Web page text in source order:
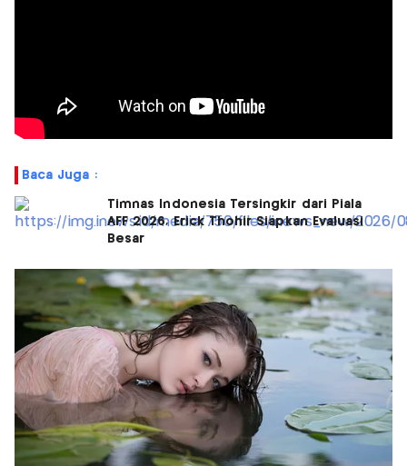
Baca Juga :
Timnas Indonesia Tersingkir dari Piala
AFF 2026, Erick Thohir Siapkan Evaluasi
Besar